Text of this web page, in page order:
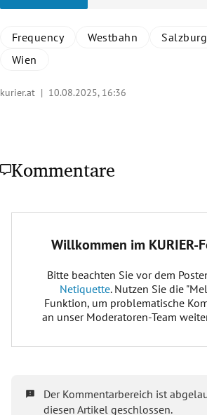
Frequency Westbahn Salzburg
Wien
kurier.at | 10.08.2025, 16:36
Kommentare